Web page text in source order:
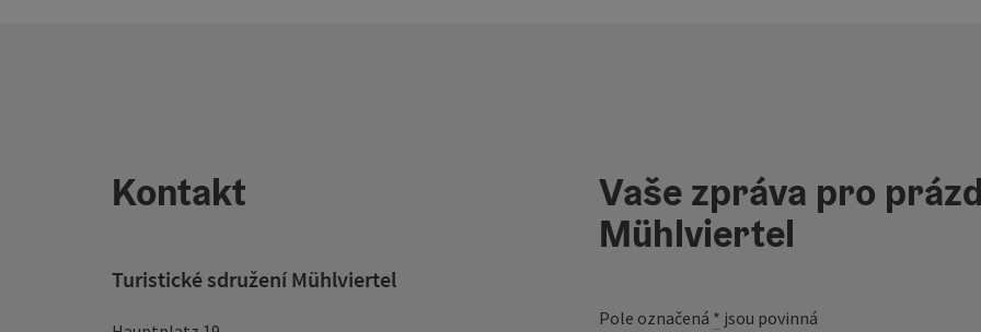
Kontakt
Turistické sdružení Mühlviertel
Vaše zpráva pro
Mühlviertel
Pole označená * jsou povinná